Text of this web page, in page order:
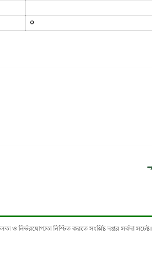
০
ও নির্ভরযোগ্যতা নিশ্চিত করতে সংশ্লিষ্ট দপ্তর সর্বদা সচেষ্ট।